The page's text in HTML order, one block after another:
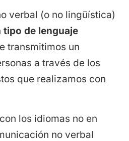
verbal (o no lingüística)
tipo de lenguaje
transmitimos un
a través de los
que realizamos con
los idiomas no en
no verbal